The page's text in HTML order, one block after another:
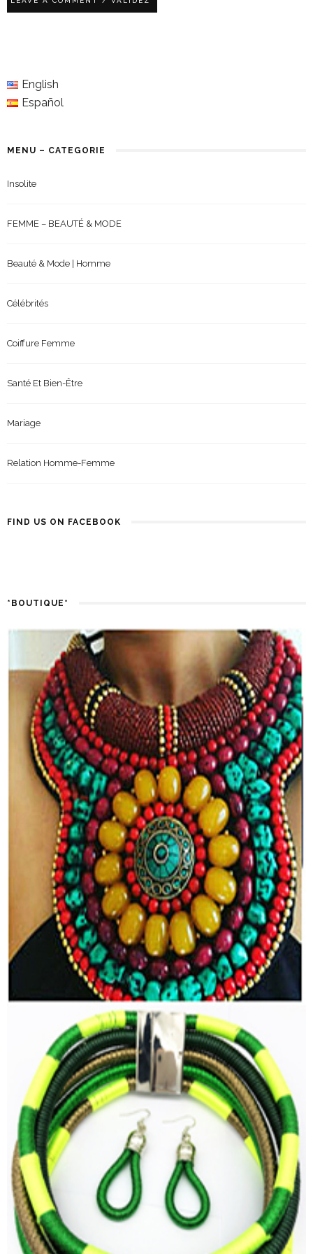
English
Español
MENU – CATEGORIE
Insolite
FEMME – BEAUTÉ & MODE
Beauté & Mode | Homme
Célébrités
Coiffure Femme
Santé Et Bien-Être
Mariage
Relation Homme-Femme
FIND US ON FACEBOOK
*BOUTIQUE*